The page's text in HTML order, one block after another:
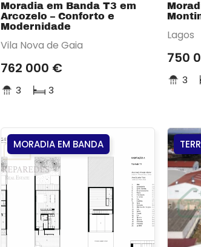
Moradia em Banda T3 em
Arcozelo – Conforto e
Modernidade
Vila Nova de Gaia
762 000 €
3 3
Lagos
750
3
MORADIA EM BANDA